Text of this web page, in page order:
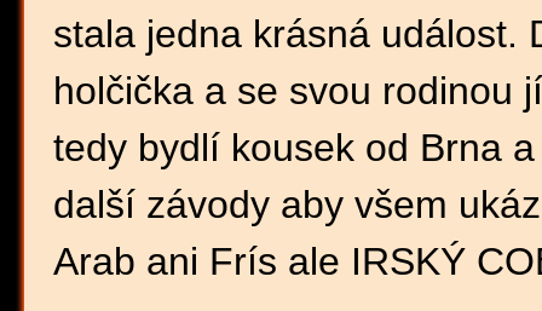
stala jedna krásná událost.
holčička a se svou rodinou
tedy bydlí kousek od Brna
další závody aby všem
Arab ani Frís ale IRSKÝ